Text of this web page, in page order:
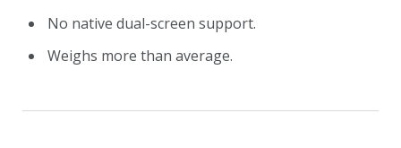
No native dual-screen support.
Weighs more than average.